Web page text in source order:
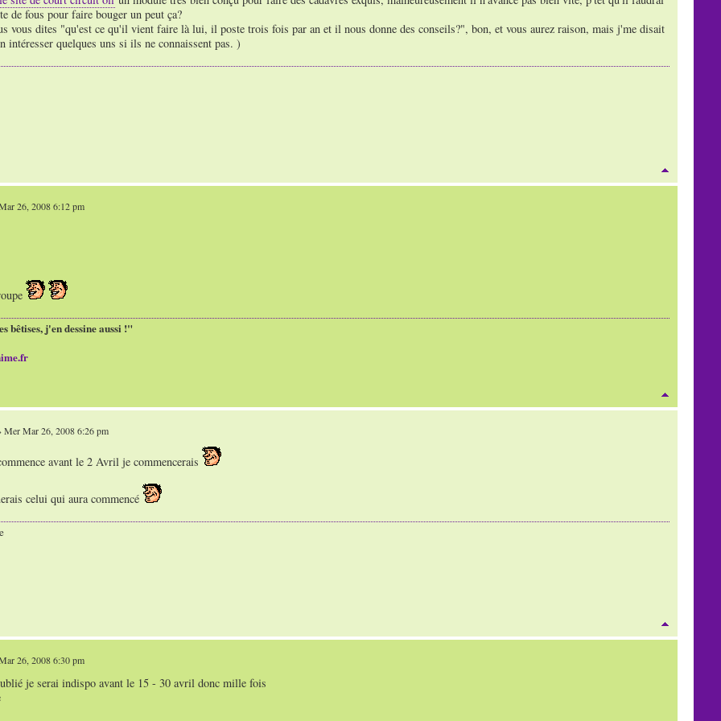
de fous pour faire bouger un peut ça?
vous dites "qu'est ce qu'il vient faire là lui, il poste trois fois par an et il nous donne des conseils?", bon, et vous aurez raison, mais j'me disait
intéresser quelques uns si ils ne connaissent pas. )
26, 2008 6:12 pm
bêtises, j'en dessine aussi !"
Mar 26, 2008 6:26 pm
avant le 2 Avril je commencerais
celui qui aura commencé
26, 2008 6:30 pm
je serai indispo avant le 15 - 30 avril donc mille fois